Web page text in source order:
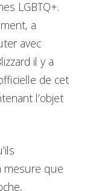
LGBTQ+.
a
avec
il y a
de cet
l’objet
mesure que